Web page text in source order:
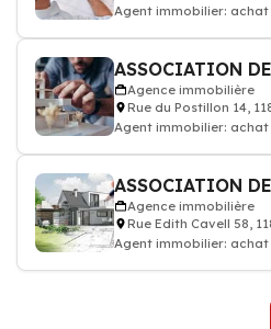
Agent immobilier:
ASSOCIATION
Agence immobilière
Rue du Postillon 14,
Agent immobilier:
ASSOCIATION
Agence immobilière
Rue Edith Cavell 58,
Agent immobilier: